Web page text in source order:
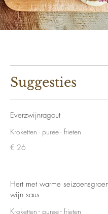
Suggesties
Everzwijnragout
Kroketten - puree - frieten
€ 26
Hert met warme
wijn saus
Kroketten - puree - frieten